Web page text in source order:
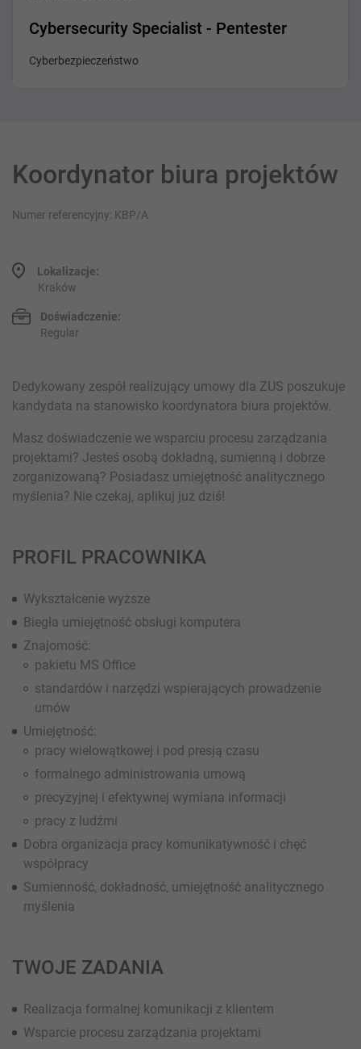
Cybersecurity Specialist - Pentester
Cyberbezpieczeństwo
Koordynator biura projektów
Numer referencyjny: KBP/A
Lokalizacje:
Kraków
Doświadczenie:
Regular
Dedykowany zespół realizujący umowy dla ZUS poszukuje
kandydata na stanowisko koordynatora biura projektów.
Masz doświadczenie we wsparciu procesu zarządzania
projektami? Jesteś osobą dokładną, sumienną i dobrze
zorganizowaną? Posiadasz umiejętność analitycznego
myślenia? Nie czekaj, aplikuj już dziś!
PROFIL PRACOWNIKA
Wykształcenie wyższe
Biegła umiejętność obsługi komputera
Znajomość:
pakietu MS Office
standardów i narzędzi wspierających prowadzenie
umów
Umiejętność:
pracy wielowątkowej i pod presją czasu
formalnego administrowania umową
precyzyjnej i efektywnej wymiana informacji
pracy z ludźmi
Dobra organizacja pracy komunikatywność i chęć
współpracy
Sumienność, dokładność, umiejętność analitycznego
myślenia
TWOJE ZADANIA
Realizacja formalnej komunikacji z klientem
Wsparcie procesu zarządzania projektami